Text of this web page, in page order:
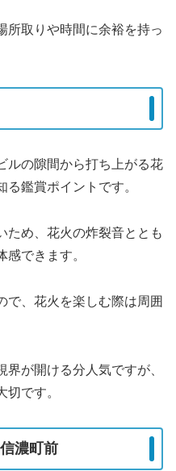
所取りや時間に余裕を持っ
ルの隙間から打ち上がる花
鑑賞ポイントです。
ため、花火の炸裂音ととも
できます。
で、花火を楽しむ際は周囲
が開ける分人気ですが、
です。
濃町前